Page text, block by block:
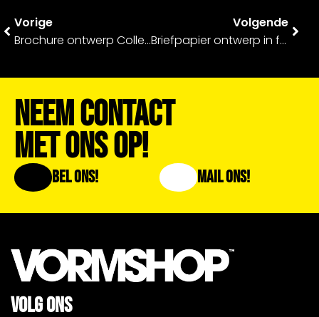
Vorige
Brochure ontwerp Collegeplan Techniek & Gebouwde Omgeving – Deltion College
Volgende
Briefpapier ontwerp in frisse huisstijl – Lente Verzekeringen
Neem Contact
Met Ons Op!
Bel Ons! Mail Ons!
VOLG ONS